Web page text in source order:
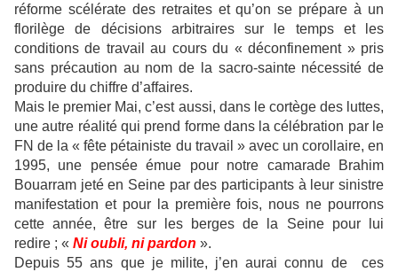
réforme scélérate des retraites et qu’on se prépare à un
florilège de décisions arbitraires sur le temps et les
conditions de travail au cours du « déconfinement » pris
sans précaution au nom de la sacro-sainte nécessité de
produire du chiffre d’affaires.
Mais le premier Mai, c’est aussi, dans le cortège des luttes,
une autre réalité qui prend forme dans la célébration par le
FN de la « fête pétainiste du travail » avec un corollaire, en
1995, une pensée émue pour notre camarade Brahim
Bouarram jeté en Seine par des participants à leur sinistre
manifestation et pour la première fois, nous ne pourrons
cette année, être sur les berges de la Seine pour lui
redire ; « Ni oubli, ni pardon ».
Depuis 55 ans que je milite, j’en aurai connu de ces